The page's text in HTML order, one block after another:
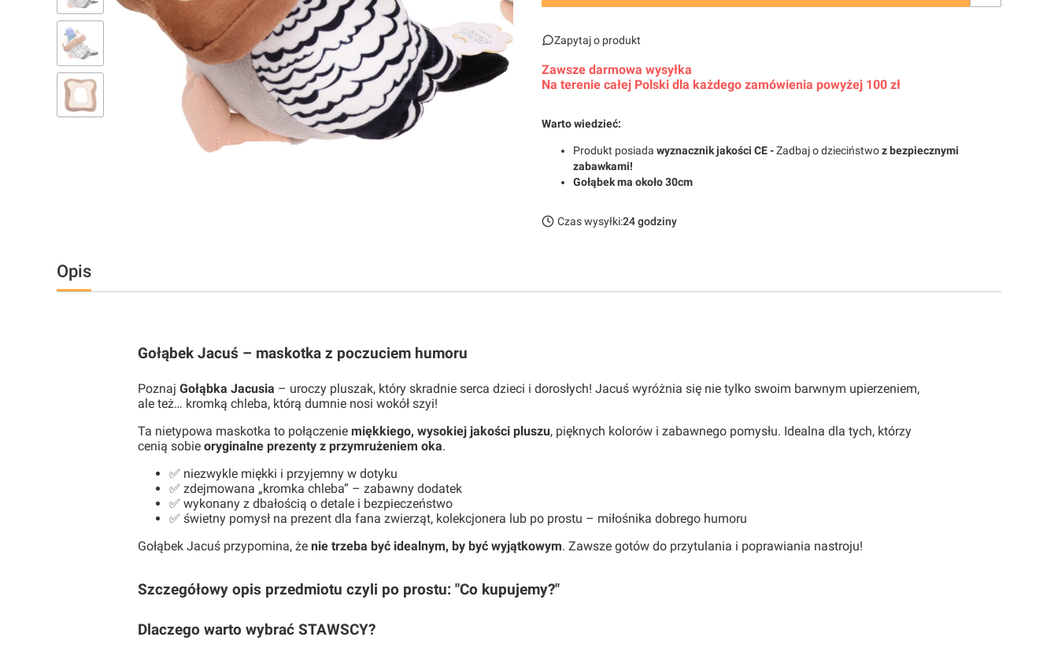
Zapytaj o produkt
Zawsze darmowa wysyłka
Na terenie całej Polski dla każdego zamówienia powyżej 100 zł
Warto wiedzieć:
Produkt posiada wyznacznik jakości CE -Zadbaj o dzieciństwoz bezpiecznymi
zabawkami!
Gołąbek ma około 30cm
Czas wysyłki:24 godziny
Opis
Gołąbek Jacuś – maskotka z poczuciem humoru
Poznaj Gołąbka Jacusia – uroczy pluszak, który skradnie serca dzieci i dorosłych! Jacuś wyróżnia się nie tylko swoim barwnym upierzeniem,
ale też… kromką chleba, którą dumnie nosi wokół szyi!
Ta nietypowa maskotka to połączenie miękkiego, wysokiej jakości pluszu, pięknych kolorów i zabawnego pomysłu. Idealna dla tych, którzy
cenią sobie oryginalne prezenty z przymrużeniem oka.
✅ niezwykle miękki i przyjemny w dotyku
✅ zdejmowana „kromka chleba” – zabawny dodatek
✅ wykonany z dbałością o detale i bezpieczeństwo
✅ świetny pomysł na prezent dla fana zwierząt, kolekcjonera lub po prostu – miłośnika dobrego humoru
Gołąbek Jacuś przypomina, że nie trzeba być idealnym, by być wyjątkowym. Zawsze gotów do przytulania i poprawiania nastroju!
Szczegółowy opis przedmiotu czyli po prostu: "Co kupujemy?"
Dlaczego warto wybrać STAWSCY?